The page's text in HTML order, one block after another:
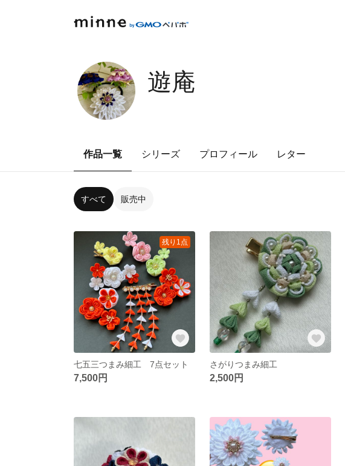
遊庵
作品一覧 シリーズ プロフィール レター
すべて 販売中
残り1点
七五三つまみ細工 7点セット
7,500円
さがりつまみ細工
2,500円